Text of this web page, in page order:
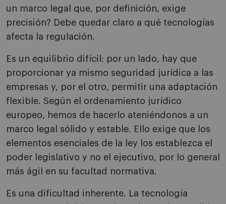
un marco legal que, por definición, exige
precisión? Debe quedar claro a qué tecnologías
afecta la regulación.
Es un equilibrio difícil: por un lado, hay que
proporcionar ya mismo seguridad jurídica a las
empresas y, por el otro, permitir una adaptación
flexible. Según el ordenamiento jurídico
europeo, hemos de hacerlo ateniéndonos a un
marco legal sólido y estable. Ello exige que los
elementos esenciales de la ley los establezca el
poder legislativo y no el ejecutivo, por lo general
más ágil en su facultad normativa.
Es una dificultad inherente. La tecnología